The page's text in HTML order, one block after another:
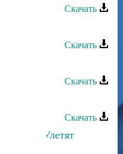
Скачать
любви
Скачать
Скачать
Скачать
- Улетят